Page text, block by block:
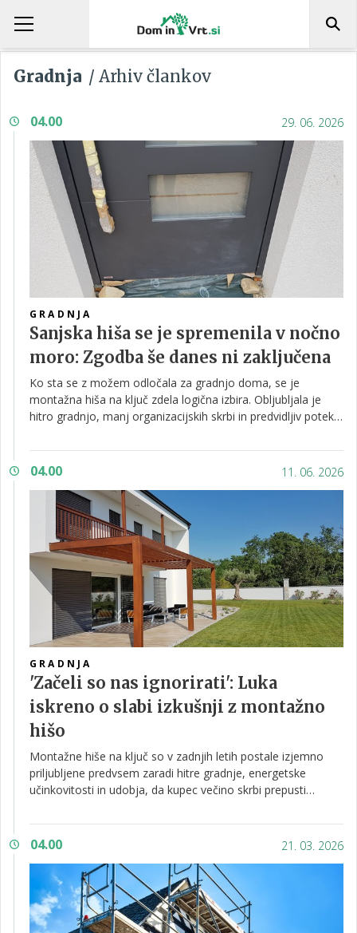
Gradnja / Arhiv člankov
04.00 29. 06. 2026
GRADNJA
Sanjska hiša se je spremenila v nočno
moro: Zgodba še danes ni zaključena
Ko sta se z možem odločala za gradnjo doma, se je
montažna hiša na ključ zdela logična izbira. Obljubljala je
hitro gradnjo, manj organizacijskih skrbi in predvidljiv potek
04.00 11. 06. 2026
GRADNJA
'Začeli so nas ignorirati': Luka
iskreno o slabi izkušnji z montažno
hišo
Montažne hiše na ključ so v zadnjih letih postale izjemno
priljubljene predvsem zaradi hitre gradnje, energetske
učinkovitosti in udobja, da kupec večino skrbi prepusti
oglasi.
04.00 21. 03. 2026